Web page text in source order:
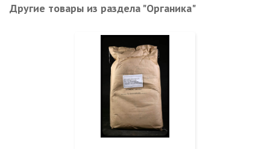
Другие товары из раздела "Органика"